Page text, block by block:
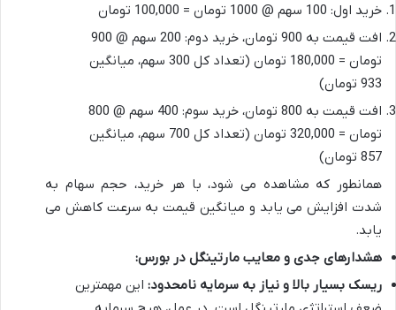
خرید اول: 100 سهم @ 1000 تومان = 100,000 تومان
افت قیمت به 900 تومان، خرید دوم: 200 سهم @ 900
تومان = 180,000 تومان (تعداد کل 300 سهم، میانگین
933 تومان)
افت قیمت به 800 تومان، خرید سوم: 400 سهم @ 800
تومان = 320,000 تومان (تعداد کل 700 سهم، میانگین
857 تومان)
همانطور که مشاهده می شود، با هر خرید، حجم سهام به
شدت افزایش می یابد و میانگین قیمت به سرعت کاهش می
یابد.
هشدارهای جدی و معایب مارتینگل در بورس:
ریسک بسیار بالا و نیاز به سرمایه نامحدود: این مهمترین